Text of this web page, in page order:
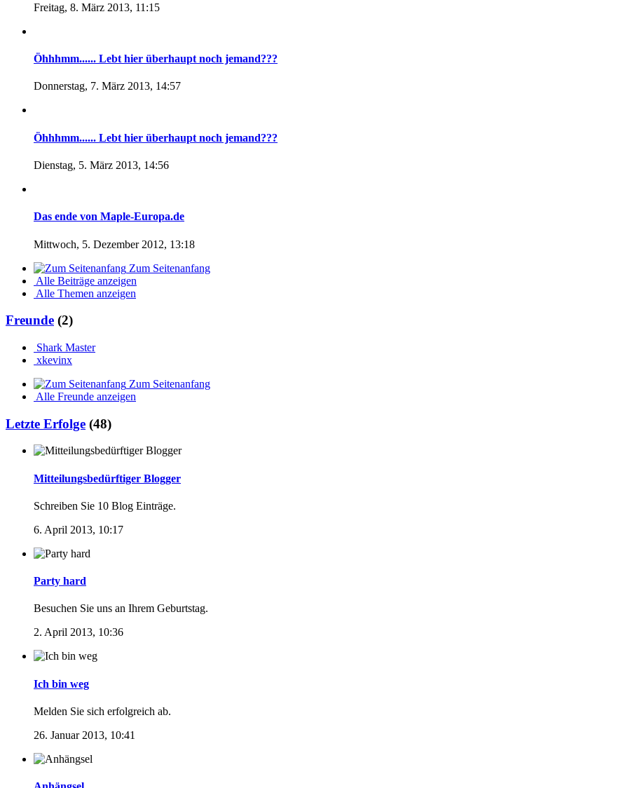
Freitag, 8. März 2013, 11:15
Öhhhmm...... Lebt hier überhaupt noch jemand???
Donnerstag, 7. März 2013, 14:57
Öhhhmm...... Lebt hier überhaupt noch jemand???
Dienstag, 5. März 2013, 14:56
Das ende von Maple-Europa.de
Mittwoch, 5. Dezember 2012, 13:18
Zum Seitenanfang
Alle Beiträge anzeigen
Alle Themen anzeigen
Freunde (2)
Shark Master
xkevinx
Zum Seitenanfang
Alle Freunde anzeigen
Letzte Erfolge (48)
Mitteilungsbedürftiger Blogger
Schreiben Sie 10 Blog Einträge.
6. April 2013, 10:17
Party hard
Besuchen Sie uns an Ihrem Geburtstag.
2. April 2013, 10:36
Ich bin weg
Melden Sie sich erfolgreich ab.
26. Januar 2013, 10:41